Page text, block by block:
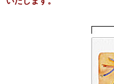
アンリ・マティス額装
カッズミイダ×手塚治虫
スペイン製アートポス
フランス製モノクロフ